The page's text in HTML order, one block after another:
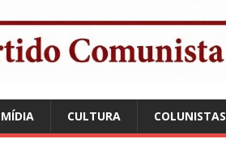
MÍDIA CULTURA COLUNISTAS